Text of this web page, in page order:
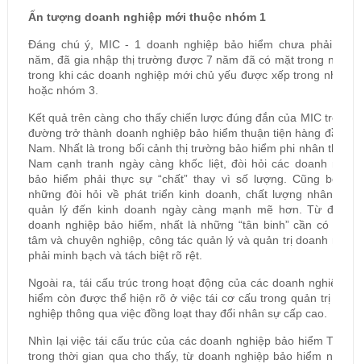
Ấn tượng doanh nghiệp mới thuộc nhóm 1
Đáng chú ý, MIC - 1 doanh nghiệp bảo hiểm chưa phải là
năm, đã gia nhập thị trường được 7 năm đã có mặt trong nhóm
trong khi các doanh nghiệp mới chủ yếu được xếp trong nhóm
hoặc nhóm 3.
Kết quả trên càng cho thấy chiến lược đúng đắn của MIC trên
đường trở thành doanh nghiệp bảo hiểm thuận tiện hàng đầu
Nam. Nhất là trong bối cảnh thị trường bảo hiểm phi nhân thọ
Nam cạnh tranh ngày càng khốc liệt, đòi hỏi các doanh
bảo hiểm phải thực sự “chất” thay vì số lượng. Cũng bởi
những đòi hỏi về phát triển kinh doanh, chất lượng nhân sự
quản lý đến kinh doanh ngày càng mạnh mẽ hơn. Từ đó,
doanh nghiệp bảo hiểm, nhất là những “tân binh” cần có sự
tâm và chuyên nghiệp, công tác quản lý và quản trị doanh
phải minh bạch và tách biệt rõ rệt.
Ngoài ra, tái cấu trúc trong hoạt động của các doanh nghiệp
hiểm còn được thể hiện rõ ở việc tái cơ cấu trong quản trị
nghiệp thông qua việc đồng loạt thay đổi nhân sự cấp cao.
Nhìn lại việc tái cấu trúc của các doanh nghiệp bảo hiểm TOP
trong thời gian qua cho thấy, từ doanh nghiệp bảo hiểm nửa